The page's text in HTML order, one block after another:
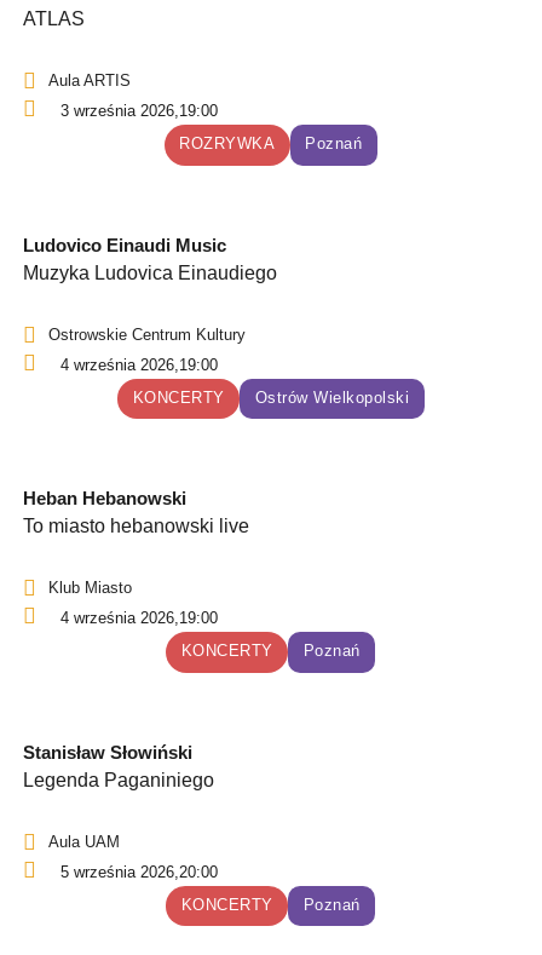
ATLAS
Aula ARTIS
3 września 2026,19:00
ROZRYWKA
Poznań
Ludovico Einaudi Music
Muzyka Ludovica Einaudiego
Ostrowskie Centrum Kultury
4 września 2026, 19:00
KONCERTY
Ostrów Wielkopolski
Heban Hebanowski
To miasto hebanowski live
Klub Miasto
4 września 2026,19:00
KONCERTY
Poznań
Stanisław Słowiński
Legenda Paganiniego
Aula UAM
5 września 2026, 20:00
KONCERTY
Poznań